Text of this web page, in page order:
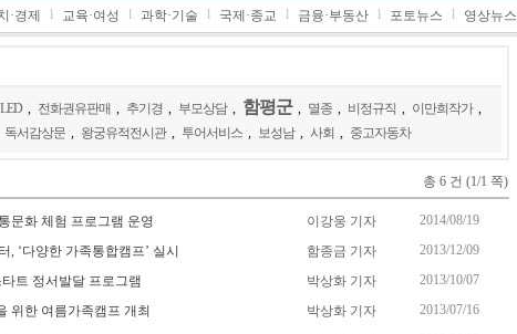
·경제 l 교육·여성 l 과학·기술 l 국제·종교 l 금융·부동산 l 포토뉴스 l 영상뉴스
LED 전화권유판매 추기경 부모상담 함평군 멸종 비정규직 이만희작가
독서감상문 왕궁유적전시관 투어서비스 보성남 사회 중고자동차
총 6 건 (1/1 쪽)
문화 체험 프로그램 운영 이강웅 기자
2014/08/19
, ‘다양한 가족통합캠프’ 실시 함종금 기자
2013/12/09
트 정서발달 프로그램 박상화 기자
2013/10/07
위한 여름가족캠프 개최 박상화 기자
2013/07/16